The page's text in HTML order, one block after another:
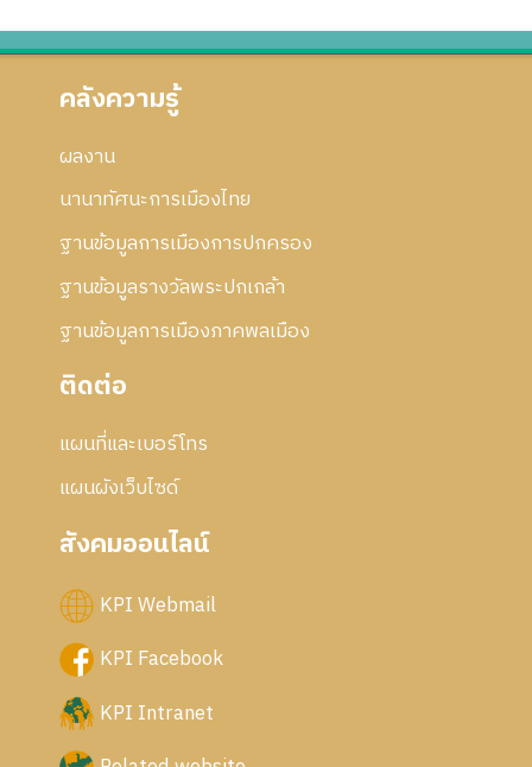
ค
ม
คลังความรู้
ผลงาน
นานาทัศนะการเมืองไทย
ฐานข้อมูลการเมืองการปกครอง
ฐานข้อมูลรางวัลพระปกเกล้า
ฐานข้อมูลการเมืองภาคพลเมือง
ติดต่อ
แผนที่และเบอร์โทร
แผนผังเว็บไซด์
สังคมออนไลน์
KPI Webmail
KPI Facebook
KPI Intranet